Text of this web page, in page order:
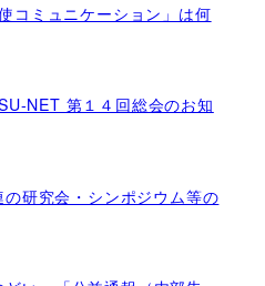
コミュニケーション」は何
NET 第１４回総会のお知
研究会・シンポジウム等の